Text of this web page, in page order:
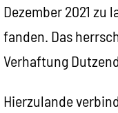
Dezember 2021
fanden. Das
Verhaftung
Hierzulande